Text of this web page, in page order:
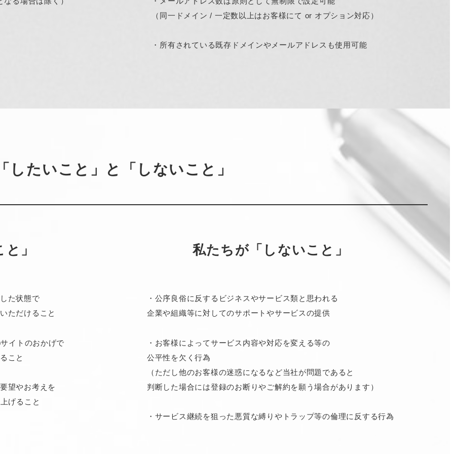
（同一ドメイン / 一定数以上はお客様にて or オプション対応）
・所有されている既存ドメインやメールアドレスも使用可能
したいこと」と 「しないこと」
」
た状態で
ただけること
イトのおかげで
こと
望やお考えを
げること
私たちが「しないこと」
・公序良俗に反するビジネスやサービス類と思われる
企業や組織等に対してのサポートやサービスの提供
・お客様によってサービス内容や対応を変える等の
公平性を欠く行為
（ただし他のお客様の迷惑になるなど当社が問題であると
判断した場合には登録のお断りやご解約を願う場合があります）
・サービス継続を狙った悪質な縛りやトラップ等の倫理に反する行為